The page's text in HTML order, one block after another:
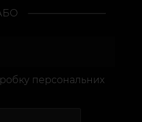
персональних